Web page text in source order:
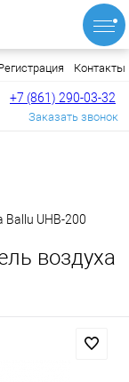
Контакты
+7 (861) 290-03-32
Заказать звонок
Ballu UHB-200
воздуха